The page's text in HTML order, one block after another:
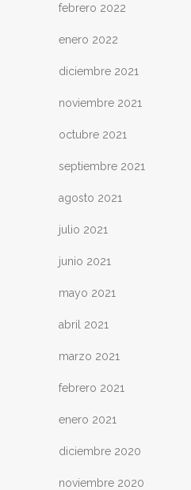
febrero 2022
enero 2022
diciembre 2021
noviembre 2021
octubre 2021
septiembre 2021
agosto 2021
julio 2021
junio 2021
mayo 2021
abril 2021
marzo 2021
febrero 2021
enero 2021
diciembre 2020
noviembre 2020